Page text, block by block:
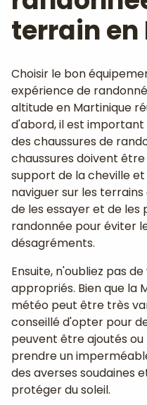
terrain
Choisir le bon
expérience de
altitude en Martinique
d'abord, il est important
des chaussures de
chaussures doivent
support de la cheville
naviguer sur les
de les essayer et de
randonnée pour éviter
désagréments.
Ensuite, n'oubliez pas
appropriés. Bien que la
météo peut être très
conseillé d'opter pour
peuvent être ajoutés ou
prendre un
des averses soudaines
protéger du soleil.